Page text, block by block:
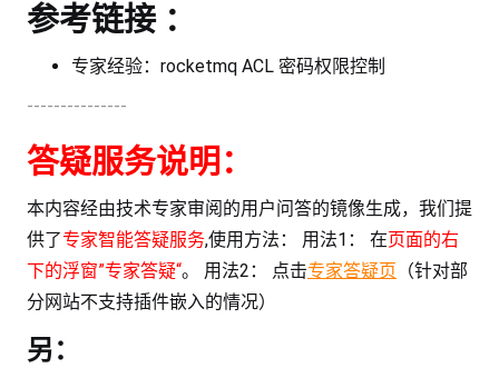
参考链接 ：
专家经验：rocketmq ACL 密码权限控制
---------------
答疑服务说明：
本内容经由技术专家审阅的用户问答的镜像生成，我们提
供了专家智能答疑服务,使用方法： 用法1： 在页面的右
下的浮窗”专家答疑“。 用法2： 点击专家答疑页 （针对部
分网站不支持插件嵌入的情况）
另：